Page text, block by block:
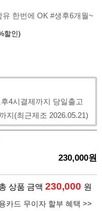
한번에 OK #생후6개월~
할인)
4시결제까지 당일출고
지(최근제조 2026.05.21)
230,000원
상품 금액 230,000 원
카드 무이자 할부 혜택 >>